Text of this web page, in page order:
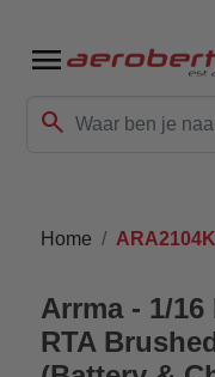
menu
search
Home
Arrma - 1/16
RTA